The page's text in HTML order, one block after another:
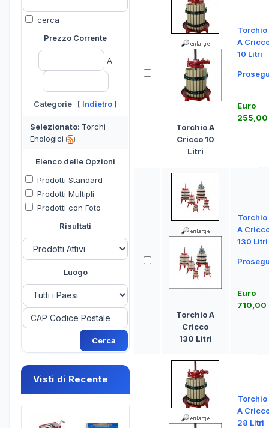
cerca
Prezzo Corrente
A
Categorie [ Indietro]
Selezionato: Torchi
Enologici
Elenco delle Opzioni
Prodotti Standard
Prodotti Multipli
Prodotti con Foto
Risultati
Luogo
Visti di Recente
Torchio A
Cricco 10
Litri
Torchio
A
10 Litri
Euro
255,00
Torchio A
Cricco
130 Litri
Torchio
A
130 Litri
Euro
710,00
Torchio
A
28 Litri